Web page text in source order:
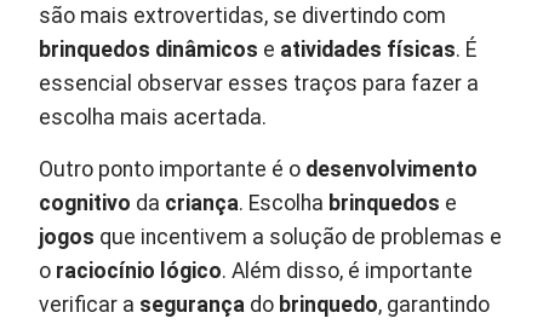
são mais extrovertidas, se divertindo com
brinquedos dinâmicos e atividades físicas. É
essencial observar esses traços para fazer a
escolha mais acertada.
Outro ponto importante é o desenvolvimento
cognitivo da criança. Escolha brinquedos e
jogos que incentivem a solução de problemas e
o raciocínio lógico. Além disso, é importante
verificar a segurança do brinquedo, garantindo